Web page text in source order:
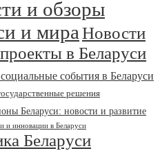
и обзоры
и мираНовости
в Беларуси
события в Беларуси
решения
Беларуси: новости и развитие
и инновации в Беларуси
Беларуси